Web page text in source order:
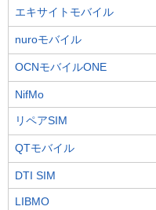
エキサイトモバイル
nuroモバイル
OCNモバイルONE
NifMo
リペアSIM
QTモバイル
DTI SIM
LIBMO